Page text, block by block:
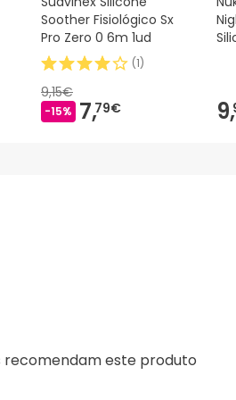
Soother Fisiológico Sx
Pro Zero 0 6m 1ud
(1)
9,15€
-15% 7,79€ 9,
recomendam este produto